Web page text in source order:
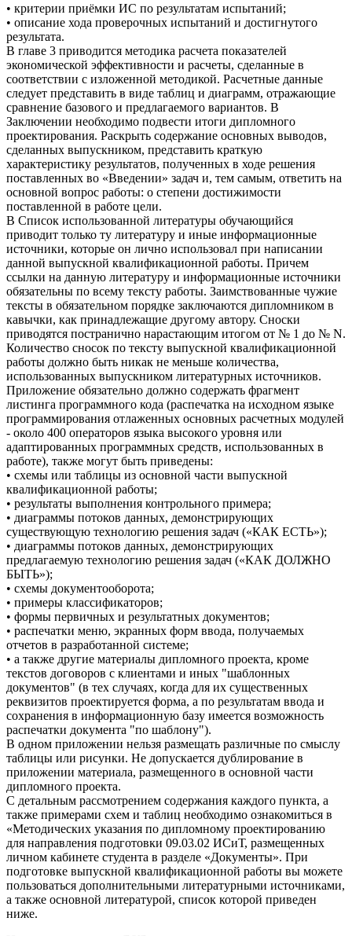
• критерии приёмки ИС по результатам испытаний;
• описание хода проверочных испытаний и достигнутого
результата.
В главе 3 приводится методика расчета показателей
экономической эффективности и расчеты, сделанные в
соответствии с изложенной методикой. Расчетные данные
следует представить в виде таблиц и диаграмм, отражающие
сравнение базового и предлагаемого вариантов. В
Заключении необходимо подвести итоги дипломного
проектирования. Раскрыть содержание основных выводов,
сделанных выпускником, представить краткую
характеристику результатов, полученных в ходе решения
поставленных во «Введении» задач и, тем самым, ответить на
основной вопрос работы: о степени достижимости
поставленной в работе цели.
В Список использованной литературы обучающийся
приводит только ту литературу и иные информационные
источники, которые он лично использовал при написании
данной выпускной квалификационной работы. Причем
ссылки на данную литературу и информационные источники
обязательны по всему тексту работы. Заимствованные чужие
тексты в обязательном порядке заключаются дипломником в
кавычки, как принадлежащие другому автору. Сноски
приводятся постранично нарастающим итогом от № 1 до № N.
Количество сносок по тексту выпускной квалификационной
работы должно быть никак не меньше количества,
использованных выпускником литературных источников.
Приложение обязательно должно содержать фрагмент
листинга программного кода (распечатка на исходном языке
программирования отлаженных основных расчетных модулей
- около 400 операторов языка высокого уровня или
адаптированных программных средств, использованных в
работе), также могут быть приведены:
• схемы или таблицы из основной части выпускной
квалификационной работы;
• результаты выполнения контрольного примера;
• диаграммы потоков данных, демонстрирующих
существующую технологию решения задач («КАК ЕСТЬ»);
• диаграммы потоков данных, демонстрирующих
предлагаемую технологию решения задач («КАК ДОЛЖНО
БЫТЬ»);
• схемы документооборота;
• примеры классификаторов;
• формы первичных и результатных документов;
• распечатки меню, экранных форм ввода, получаемых
отчетов в разработанной системе;
• а также другие материалы дипломного проекта, кроме
текстов договоров с клиентами и иных "шаблонных
документов" (в тех случаях, когда для их существенных
реквизитов проектируется форма, а по результатам ввода и
сохранения в информационную базу имеется возможность
распечатки документа "по шаблону").
В одном приложении нельзя размещать различные по смыслу
таблицы или рисунки. Не допускается дублирование в
приложении материала, размещенного в основной части
дипломного проекта.
С детальным рассмотрением содержания каждого пункта, а
также примерами схем и таблиц необходимо ознакомиться в
«Методических указания по дипломному проектированию
для направления подготовки 09.03.02 ИСиТ, размещенных
личном кабинете студента в разделе «Документы». При
подготовке выпускной квалификационной работы вы можете
пользоваться дополнительными литературными источниками,
а также основной литературой, список которой приведен
ниже.